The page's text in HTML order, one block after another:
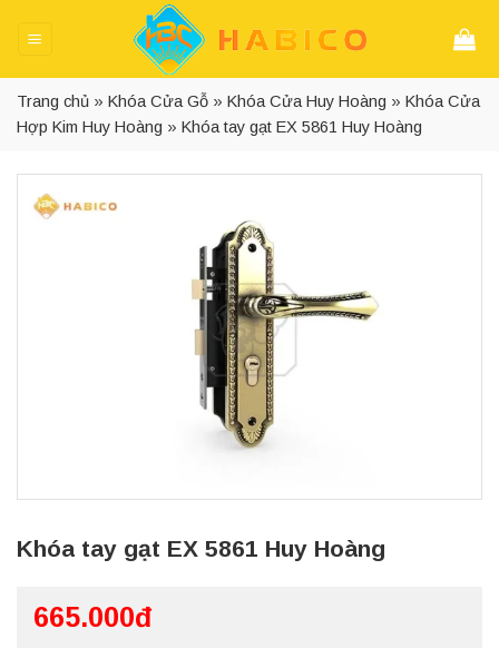
Trang chủ » Khóa Cửa Gỗ » Khóa Cửa Huy Hoàng » Khóa Cửa
Hợp Kim Huy Hoàng » Khóa tay gạt EX 5861 Huy Hoàng
Khóa tay gạt EX 5861 Huy Hoàng
665.000đ